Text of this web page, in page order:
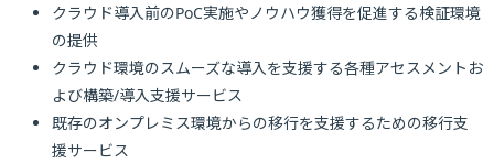
クラウド導入前のPoC実施やノウハウ獲得を促進する検証環境
の提供
クラウド環境のスムーズな導入を支援する各種アセスメントお
よび構築/導入支援サービス
既存のオンプレミス環境からの移行を支援するための移行支
援サービス